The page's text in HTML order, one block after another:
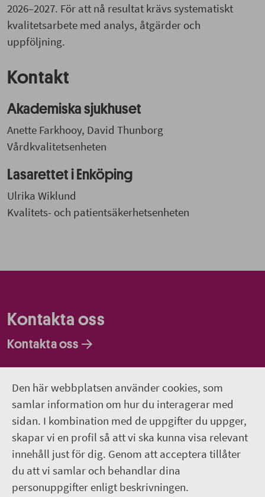
Den här webbplatsen använder cookies, som
samlar information om hur du interagerar med
sidan. I kombination med de uppgifter du uppger,
skapar vi en profil så att vi ska kunna visa relevant
innehåll just för dig. Genom att acceptera tillåter
du att vi samlar och behandlar dina
personuppgifter enligt beskrivningen.
2026–2027. För att nå resultat krävs systematiskt
kvalitetsarbete med analys, åtgärder och
uppföljning.
Kontakt
Akademiska sjukhuset
Anette Farkhooy, David Thunborg
Vårdkvalitetsenheten
Lasarettet i Enköping
Ulrika Wiklund
Kvalitets- och patientsäkerhetsenheten
Kontakta oss
Kontakta oss
Om webbplatsen
018-611 00 00
region.uppsala@regionuppsala.se